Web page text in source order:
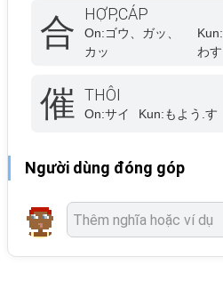
合 HỢP,CÁP
On:ゴウ、ガッ、
カッ
Kun:
わす
催 THÔI
On:サイ Kun:もよう.す
Người dùng đóng góp